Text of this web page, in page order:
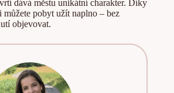
dává městu unikátní charakter. Díky
můžete pobyt užít naplno – bez
objevovat.